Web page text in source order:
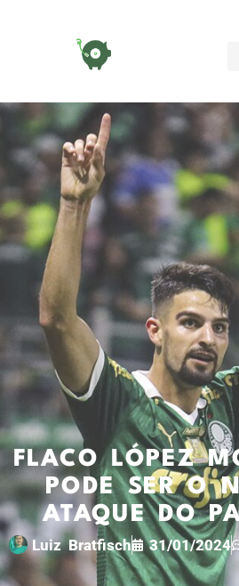
FLACO LÓPEZ
PODE SER O
ATAQUE DO
Luiz Bratfisch 31/01/2024